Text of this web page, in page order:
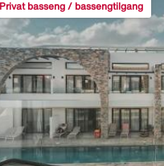
Privat basseng / bassengtilgang